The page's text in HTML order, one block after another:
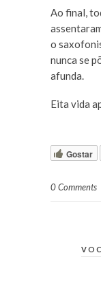
Ao final,
o
nunca se
afunda.
Eita vida
Gostar
0 Comments